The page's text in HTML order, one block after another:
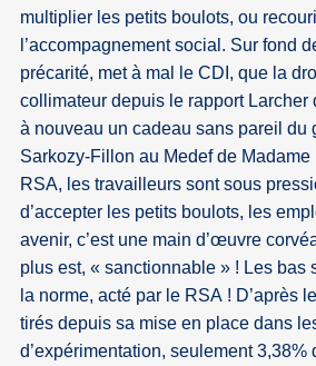
multiplier les petits boulots, ou
l’accompagnement social. Sur fond
précarité, met à mal le CDI, que la
collimateur depuis le rapport Larcher
à nouveau un cadeau sans pareil du
Sarkozy-Fillon au Medef de Madame
RSA, les travailleurs sont sous
d’accepter les petits boulots, les
avenir, c’est une main d’œuvre
plus est, « sanctionnable » ! Les bas
la norme, acté par le RSA ! D’après
tirés depuis sa mise en place dans
d’expérimentation, seulement